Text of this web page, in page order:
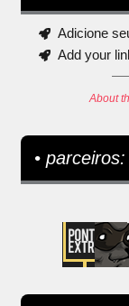
Adicione
Add your
About
• parceiros: